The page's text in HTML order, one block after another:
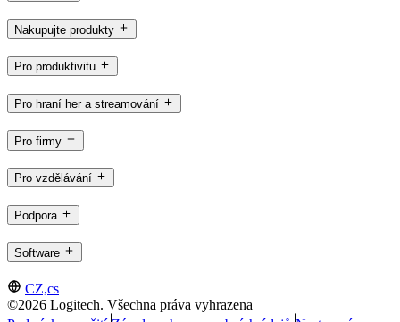
Nakupujte produkty
Pro produktivitu
Pro hraní her a streamování
Pro firmy
Pro vzdělávání
Podpora
Software
CZ,cs
©2026 Logitech. Všechna práva vyhrazena